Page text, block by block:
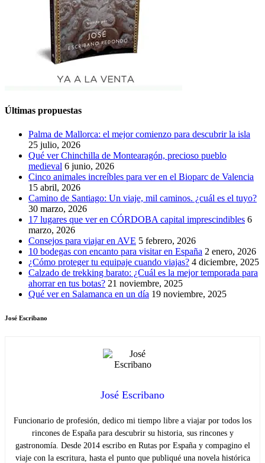
Últimas propuestas
Palma de Mallorca: el mejor comienzo para descubrir la isla
25 julio, 2026
Qué ver Chinchilla de Montearagón, precioso pueblo
medieval 6 junio, 2026
Cinco animales increíbles para ver en el Bioparc de Valencia
15 abril, 2026
Camino de Santiago: Un viaje, mil caminos. ¿cuál es el tuyo?
30 marzo, 2026
17 lugares que ver en CÓRDOBA capital imprescindibles 6
marzo, 2026
Consejos para viajar en AVE 5 febrero, 2026
10 bodegas con encanto para visitar en España 2 enero, 2026
¿Cómo proteger tu equipaje cuando viajas? 4 diciembre, 2025
Calzado de trekking barato: ¿Cuál es la mejor temporada para
ahorrar en tus botas? 21 noviembre, 2025
Qué ver en Salamanca en un día 19 noviembre, 2025
José Escribano
José Escribano
Funcionario de profesión, dedico mi tiempo libre a viajar por todos los
rincones de España para descubrir su historia, sus rincones y
gastronomía. Desde 2014 escribo en Rutas por España y compagino el
viaje con la escritura, hasta el punto que publiqué una novela histórica